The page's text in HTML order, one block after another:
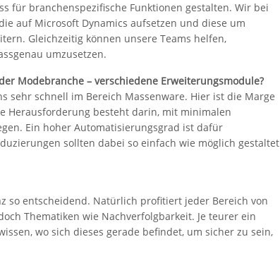
für branchenspezifische Funktionen gestalten. Wir bei
auf Microsoft Dynamics aufsetzen und diese um
Gleichzeitig können unsere Teams helfen,
umzusetzen.
Modebranche – verschiedene Erweiterungsmodule?
sehr schnell im Bereich Massenware. Hier ist die Marge
Herausforderung besteht darin, mit minimalen
Ein hoher Automatisierungsgrad ist dafür
sollten dabei so einfach wie möglich gestaltet
so entscheidend. Natürlich profitiert jeder Bereich von
Thematiken wie Nachverfolgbarkeit. Je teurer ein
wo sich dieses gerade befindet, um sicher zu sein,